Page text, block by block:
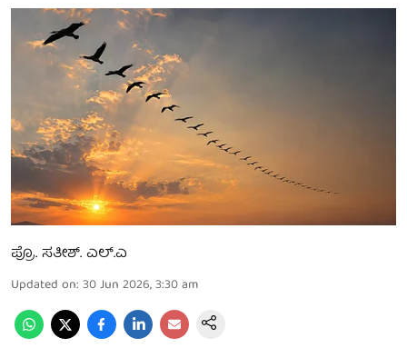
ಪ್ರೊ. ಸತೀಶ್. ಎಲ್.ಎ
Updated on: 30 Jun 2026, 3:30 am